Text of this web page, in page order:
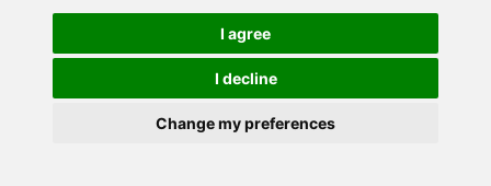
I agree
I decline
Change my preferences